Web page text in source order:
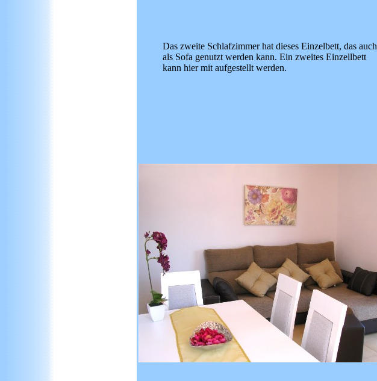
Das zweite Schlafzimmer hat dieses Einzelbett, das auch
als Sofa genutzt werden kann. Ein zweites Einzellbett
kann hier mit aufgestellt werden.